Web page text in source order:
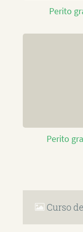
Perito
Perito
Curso